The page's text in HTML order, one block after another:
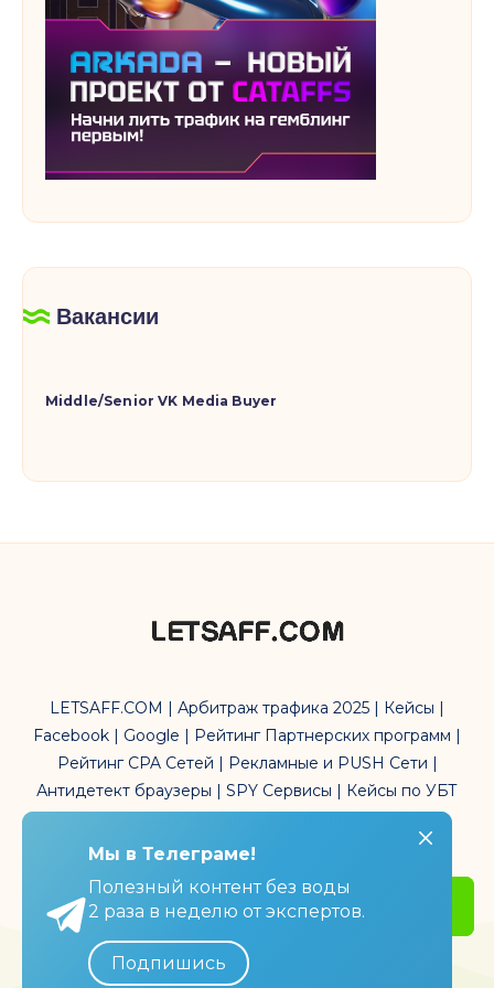
Вакансии
Middle/Senior VK Media Buyer
LETSAFF.COM | Арбитраж трафика 2025 | Кейсы |
Facebook | Google | Рейтинг Партнерских программ |
Рейтинг CPA Сетей | Рекламные и PUSH Сети |
Антидетект браузеры | SPY Сервисы | Кейсы по УБТ
трафика | Affiliate Marketing
Get Started
Мы в Телеграме!
Полезный контент без воды
2 раза в неделю от экспертов.
Подпишись
Мы в Телеграме!
Полезный контент без воды
2 раза в неделю от экспертов.
Подпишись